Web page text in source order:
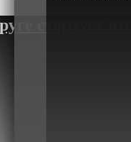
стартует